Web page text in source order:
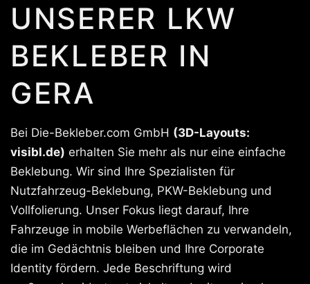
UNSERER LKW
BEKLEBER IN
GERA
Bei Die-Bekleber.com GmbH (3D-Layouts:
visibl.de) erhalten Sie mehr als nur eine einfache
Beklebung. Wir sind Ihre Spezialisten für
Nutzfahrzeug-Beklebung, PKW-Beklebung und
Vollfolierung. Unser Fokus liegt darauf, Ihre
Fahrzeuge in mobile Werbeflächen zu verwandeln,
die im Gedächtnis bleiben und Ihre Corporate
Identity fördern. Jede Beschriftung wird